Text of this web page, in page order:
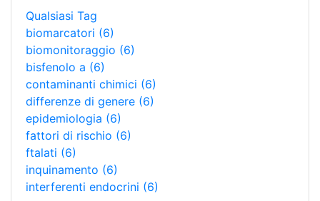
Qualsiasi Tag
biomarcatori (6)
biomonitoraggio (6)
bisfenolo a (6)
contaminanti chimici (6)
differenze di genere (6)
epidemiologia (6)
fattori di rischio (6)
ftalati (6)
inquinamento (6)
interferenti endocrini (6)